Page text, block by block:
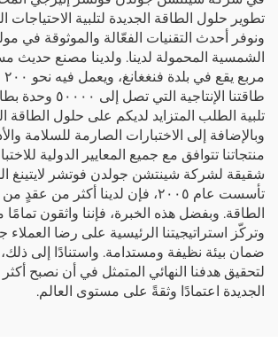
تطوير حلول الطاقة الجديدة لتلبية الاحتياجات
ونوفر أحدث التقنيات الفعّالة والموثوقة في
طاقتنا الإنتاجية
تلبية الطلب المتزايد لديكم على حلول الطاقة
وبالإضافة إلى الاختبارات الصارمة للسلامة
منتجاتنا تتوافق مع جميع المعايير الدولية
شقيقة لشركة شينتشن جولدن فوتشر لايتينغ
تأسست عام ٢٠٠٥، فإن لدينا أكثر
الطاقة. وبفضل هذه الخبرة، فإننا واثقون تمامًا
وتركّز استراتيجيتنا الرئيسية على رضا
ضمان بيئة نظيفة ومستدامة. واستنادًا إلى
لتحقيق هدفنا النهائي المتمثل في أن نصبح
الجديدة اعتمادًا وثقةً على مستوى العالم.